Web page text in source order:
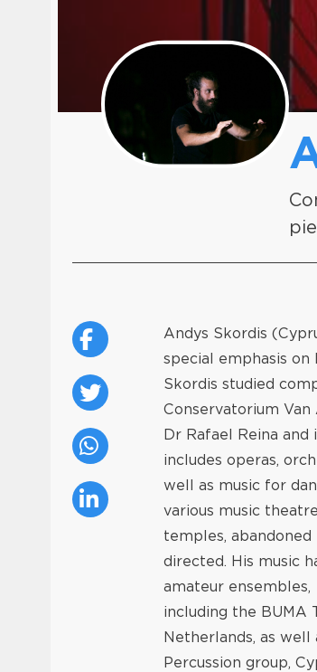
Andys Skordis
special emphasis
Skordis studied
Conservatorium
Dr Rafael Reina and
includes operas,
well as music for
various music
temples,
directed. His music
amateur
including the BUMA
Netherlands, as well
Percussion group,